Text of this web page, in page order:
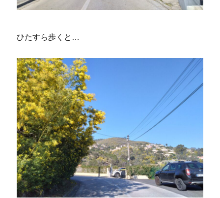
ひたすら歩くと…